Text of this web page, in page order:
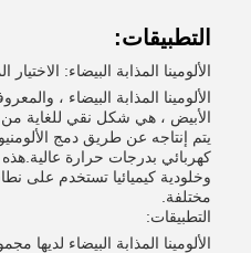
التطبيقات:
الألومينا المذابة البيضاء:
الألومينا المذابة البيضاء ،
الأبيض ، هي شكل نقي للغاية من
يتم إنتاجه عن طريق دمج
كهربائي بدرجات حرارة عالية.هذه
وخلودية كيميائيا تستخدم على
مختلفة.
التطبيقات:
الألومينا المذابة البيضاء